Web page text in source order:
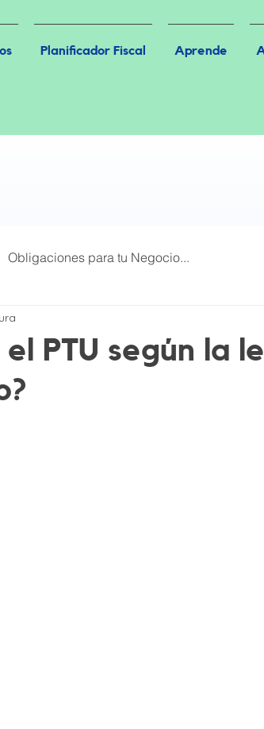
Planificador Fiscal Aprende
Obligaciones para tu Negocio...
Plataformas Digitales
PTU según la